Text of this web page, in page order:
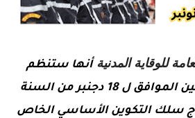
للوقاية المدنيةأنها ستنظم
ابتداء من يوم الإثنين الموافق ل 18 دجنبر من السنة
سلك التكوين الأساسي الخاص